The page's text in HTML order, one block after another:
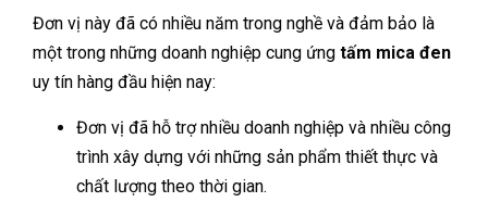
Đơn vị này đã có nhiều năm trong nghề và đảm bảo là
một trong những doanh nghiệp cung ứng tấm mica đen
uy tín hàng đầu hiện nay:
Đơn vị đã hỗ trợ nhiều doanh nghiệp và nhiều công
trình xây dựng với những sản phẩm thiết thực và
chất lượng theo thời gian.